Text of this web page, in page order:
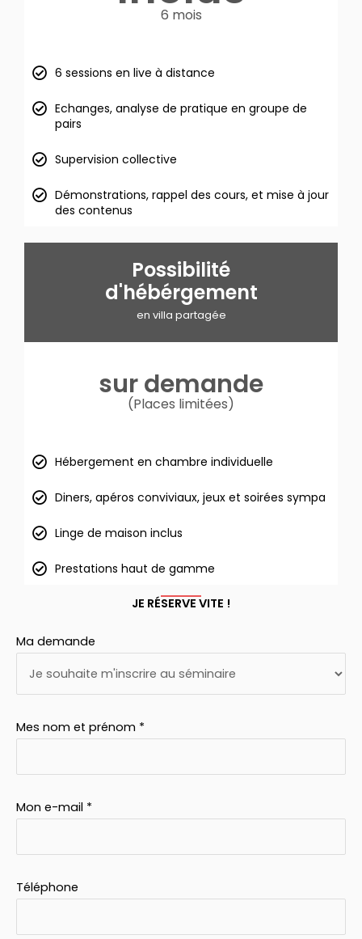
6 mois
6 sessions en live à distance
Echanges, analyse de pratique en groupe de
pairs
Supervision collective
Démonstrations, rappel des cours, et mise à jour
des contenus
Possibilité
d'hébérgement
en villa partagée
sur demande
(Places limitées)
Hébergement en chambre individuelle
Diners, apéros conviviaux, jeux et soirées sympa
Linge de maison inclus
Prestations haut de gamme
JE RÉSERVE VITE !
Ma demande
Mes nom et prénom *
Mon e-mail *
Téléphone